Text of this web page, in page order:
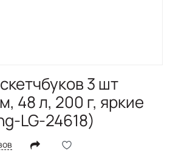
3 шт
48 л, 200 г, яркие
LG-24618)